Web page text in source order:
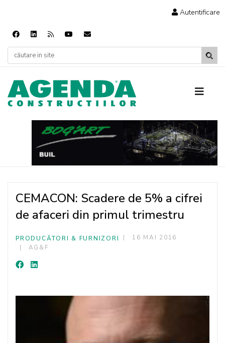
Autentificare
CEMACON: Scadere de 5% a cifrei
de afaceri din primul trimestru
PRODUCĂTORI & FURNIZORI
16 MAI 2016
AG&F